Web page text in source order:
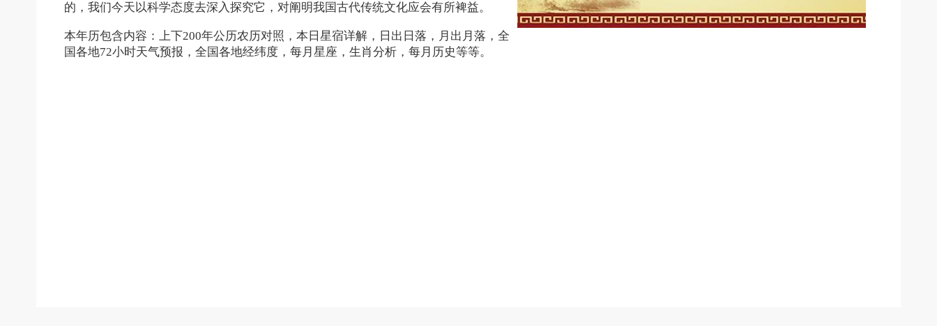
的，我们今天以科学态度去深入探究它，对阐明我国古代传统文化应会有所裨益。
本年历包含内容：上下200年公历农历对照，本日星宿详解，日出日落，月出月落，全
国各地72小时天气预报，全国各地经纬度，每月星座，生肖分析，每月历史等等。